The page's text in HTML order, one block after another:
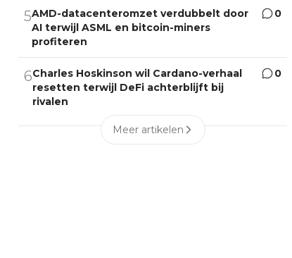
5AMD-datacenteromzet verdubbelt door
AI terwijl ASML en bitcoin-miners
profiteren
0
6Charles Hoskinson wil Cardano-verhaal
resetten terwijl DeFi achterblijft bij
rivalen
0
Meer artikelen